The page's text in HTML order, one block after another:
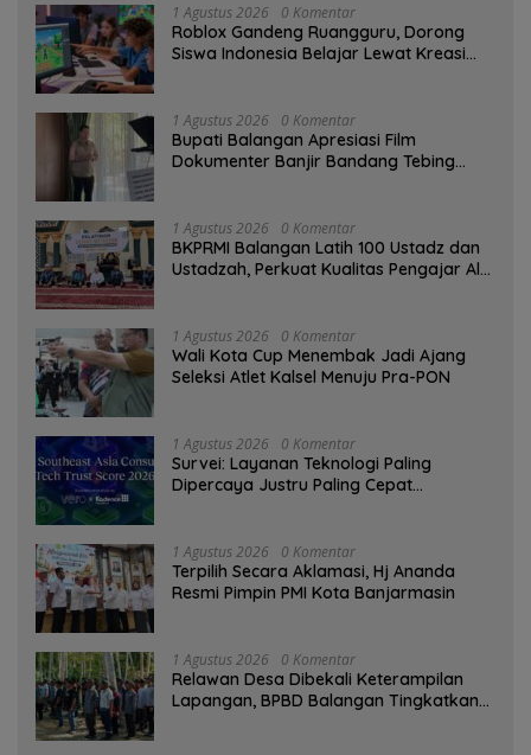
1 Agustus 2026 0 Komentar
Roblox Gandeng Ruangguru, Dorong
Siswa Indonesia Belajar Lewat Kreasi
1 Agustus 2026 0 Komentar
Bupati Balangan Apresiasi Film
Dokumenter Banjir Bandang Tebing
1 Agustus 2026 0 Komentar
BKPRMI Balangan Latih 100 Ustadz dan
Ustadzah, Perkuat Kualitas Pengajar Al-
1 Agustus 2026 0 Komentar
Wali Kota Cup Menembak Jadi Ajang
Seleksi Atlet Kalsel Menuju Pra-PON
1 Agustus 2026 0 Komentar
Survei: Layanan Teknologi Paling
Dipercaya Justru Paling Cepat
1 Agustus 2026 0 Komentar
‎Terpilih Secara Aklamasi, Hj Ananda
Resmi Pimpin PMI Kota Banjarmasin
1 Agustus 2026 0 Komentar
Relawan Desa Dibekali Keterampilan
Lapangan, BPBD Balangan Tingkatkan